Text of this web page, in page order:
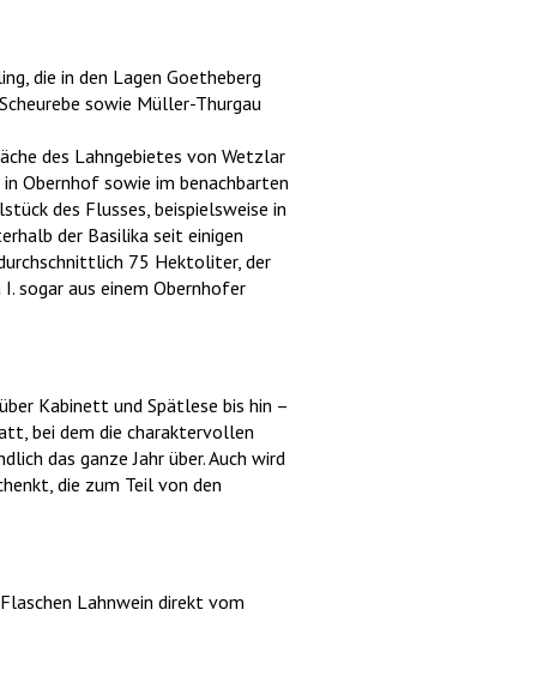
die in den Lagen Goetheberg
sowie Müller-Thurgau
des Lahngebietes von Wetzlar
Obernhof sowie im benachbarten
des Flusses, beispielsweise in
der Basilika seit einigen
75 Hektoliter, der
sogar aus einem Obernhofer
Kabinett und Spätlese bis hin –
bei dem die charaktervollen
das ganze Jahr über. Auch wird
die zum Teil von den
Lahnwein direkt vom